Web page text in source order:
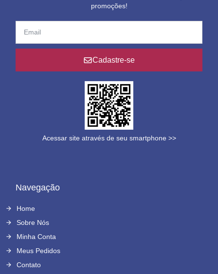
promoções!
Cadastre-se
Acessar site através de seu smartphone >>
Navegação
Home
Sobre Nós
Minha Conta
Meus Pedidos
Contato